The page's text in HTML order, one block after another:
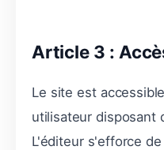
Article 3 :
Le site est
utilisateur disposant
L'éditeur s'efforce